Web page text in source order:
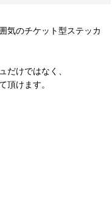
気のチケット型ステッカ
だけではなく、
頂けます。